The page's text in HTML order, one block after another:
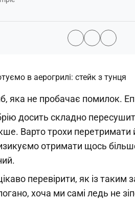
яка не пробачає помилок.
досить складно
Варто трохи перетримати
отримати щось
перевірити, як із таким
хоча ми самі ледь не